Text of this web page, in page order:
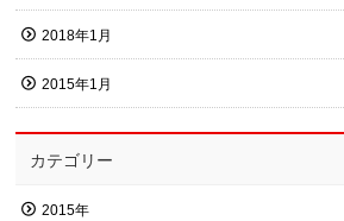
2018年1月
2015年1月
カテゴリー
2015年